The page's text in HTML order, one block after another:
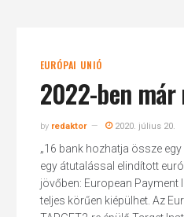
EURÓPAI UNIÓ
2022-ben már
by redaktor 2020. július 20.
„16 bank hozhatja össze
egy átutalással elindított
jövőben: European Payment
teljes körűen kiépülhet. Az